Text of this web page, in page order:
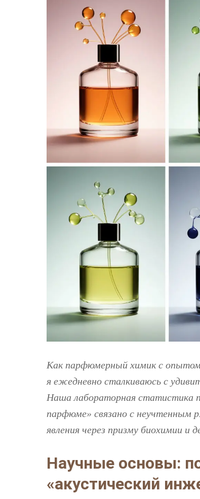
Как парфюмерный химик с опытом
я ежедневно сталкиваюсь с
Наша лабораторная статистика
парфюме» связано с
явления через призму биохимии и
Научные основы:
«акустический